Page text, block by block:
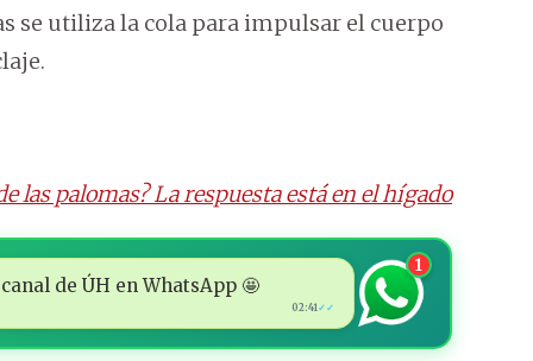
se utiliza la cola para impulsar el cuerpo
las palomas? La respuesta está en el hígado
de ÚH en WhatsApp 🤩
02:41✓✓
1